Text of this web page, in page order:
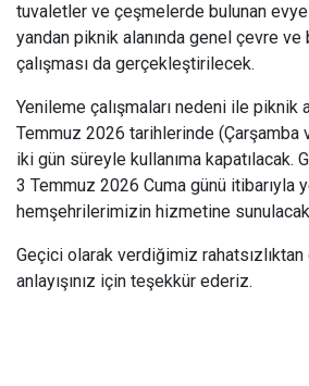
tuvaletler ve çeşmelerde bulunan
yandan piknik alanında genel çevre ve
çalışması da gerçekleştirilecek.
Yenileme çalışmaları nedeni ile piknik
Temmuz 2026 tarihlerinde (Çarşamba
iki gün süreyle kullanıma kapatılacak.
3 Temmuz 2026 Cuma günü itibarıyla
hemşehrilerimizin hizmetine
Geçici olarak verdiğimiz rahatsızlıktan
anlayışınız için teşekkür ederiz.